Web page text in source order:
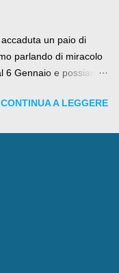
un paio di
parlando di miracolo
6 Gennaio e possiamo
della vicenda.
CONTINUA A LEGGERE